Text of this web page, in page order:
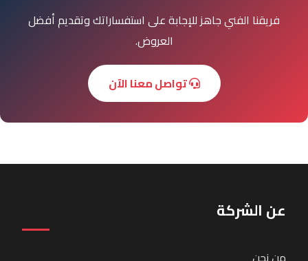
فريقنا الفني جاهز للإجابة على استفساراتك وتقديم أفضل
العروض.
تواصل معنا الآن
عن الشركة